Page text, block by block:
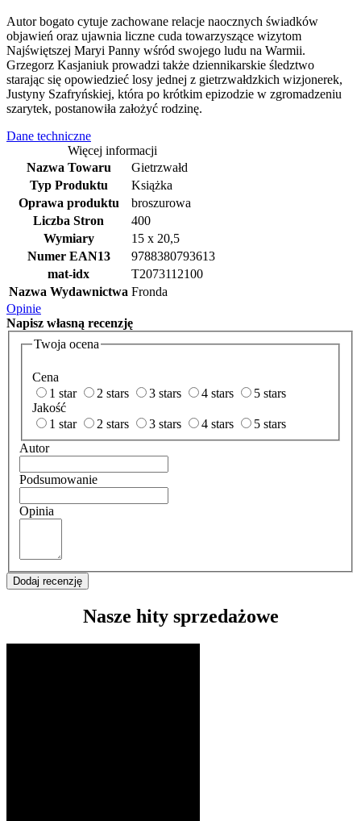
Autor bogato cytuje zachowane relacje naocznych świadków
objawień oraz ujawnia liczne cuda towarzyszące wizytom
Najświętszej Maryi Panny wśród swojego ludu na Warmii.
Grzegorz Kasjaniuk prowadzi także dziennikarskie śledztwo
starając się opowiedzieć losy jednej z gietrzwałdzkich wizjonerek,
Justyny Szafryńskiej, która po krótkim epizodzie w zgromadzeniu
szarytek, postanowiła założyć rodzinę.
Dane techniczne
Więcej informacji
Nazwa Towaru
Gietrzwałd
Typ Produktu
Książka
Oprawa produktu
broszurowa
Liczba Stron
400
Wymiary
15 x 20,5
Numer EAN13
9788380793613
mat-idx
T2073112100
Nazwa Wydawnictwa Fronda
Opinie
Napisz własną recenzję
Twoja ocena
Cena
1 star
2 stars 3 stars 4 stars
5 stars
Jakość
1 star
2 stars 3 stars 4 stars
5 stars
Autor
Podsumowanie
Opinia
Dodaj recenzję
Nasze hity sprzedażowe